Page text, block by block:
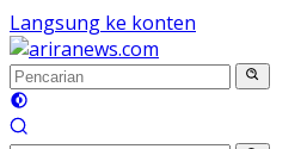
Langsung ke konten